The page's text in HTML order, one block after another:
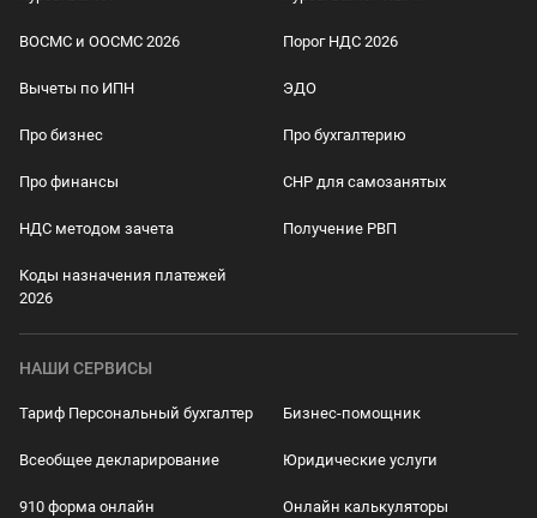
ВОСМС и ООСМС 2026 Порог НДС 2026
Вычеты по ИПН ЭДО
Про бизнес Про бухгалтерию
Про финансы СНР для самозанятых
НДС методом зачета Получение РВП
Коды назначения платежей
2026
НАШИ СЕРВИСЫ
Тариф Персональный бухгалтер Бизнес-помощник
Всеобщее декларирование Юридические услуги
910 форма онлайн Онлайн калькуляторы